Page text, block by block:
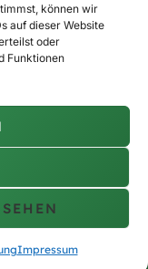
können wir
auf dieser Website
oder
Funktionen
Impressum
Richtlinie (EU)